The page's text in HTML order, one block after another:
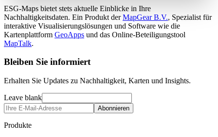
ESG-Maps bietet stets aktuelle Einblicke in Ihre
Nachhaltigkeitsdaten. Ein Produkt derMapGear B.V., Spezialist für
interaktive Visualisierungslösungen und Software wie die
Kartenplattform GeoApps und das Online-Beteiligungstool
MapTalk.
Bleiben Sie informiert
Erhalten Sie Updates zu Nachhaltigkeit, Karten und Insights.
Leave blank
Abonnieren
Produkte